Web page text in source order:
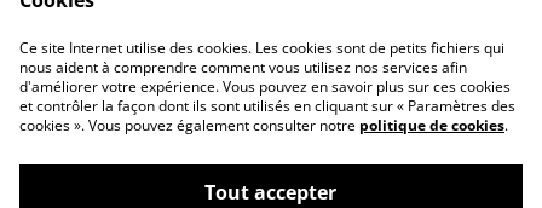
Contactez-nous
Conditions
Politique de
confidentialité
Politique de cookies
Ce site Internet utilise des cookies. Les cookies sont de petits fichiers qui
nous aident à comprendre comment vous utilisez nos services afin
d'améliorer votre expérience. Vous pouvez en savoir plus sur ces cookies
et contrôler la façon dont ils sont utilisés en cliquant sur « Paramètres des
cookies ». Vous pouvez également consulter notre politique de cookies.
Tout accepter